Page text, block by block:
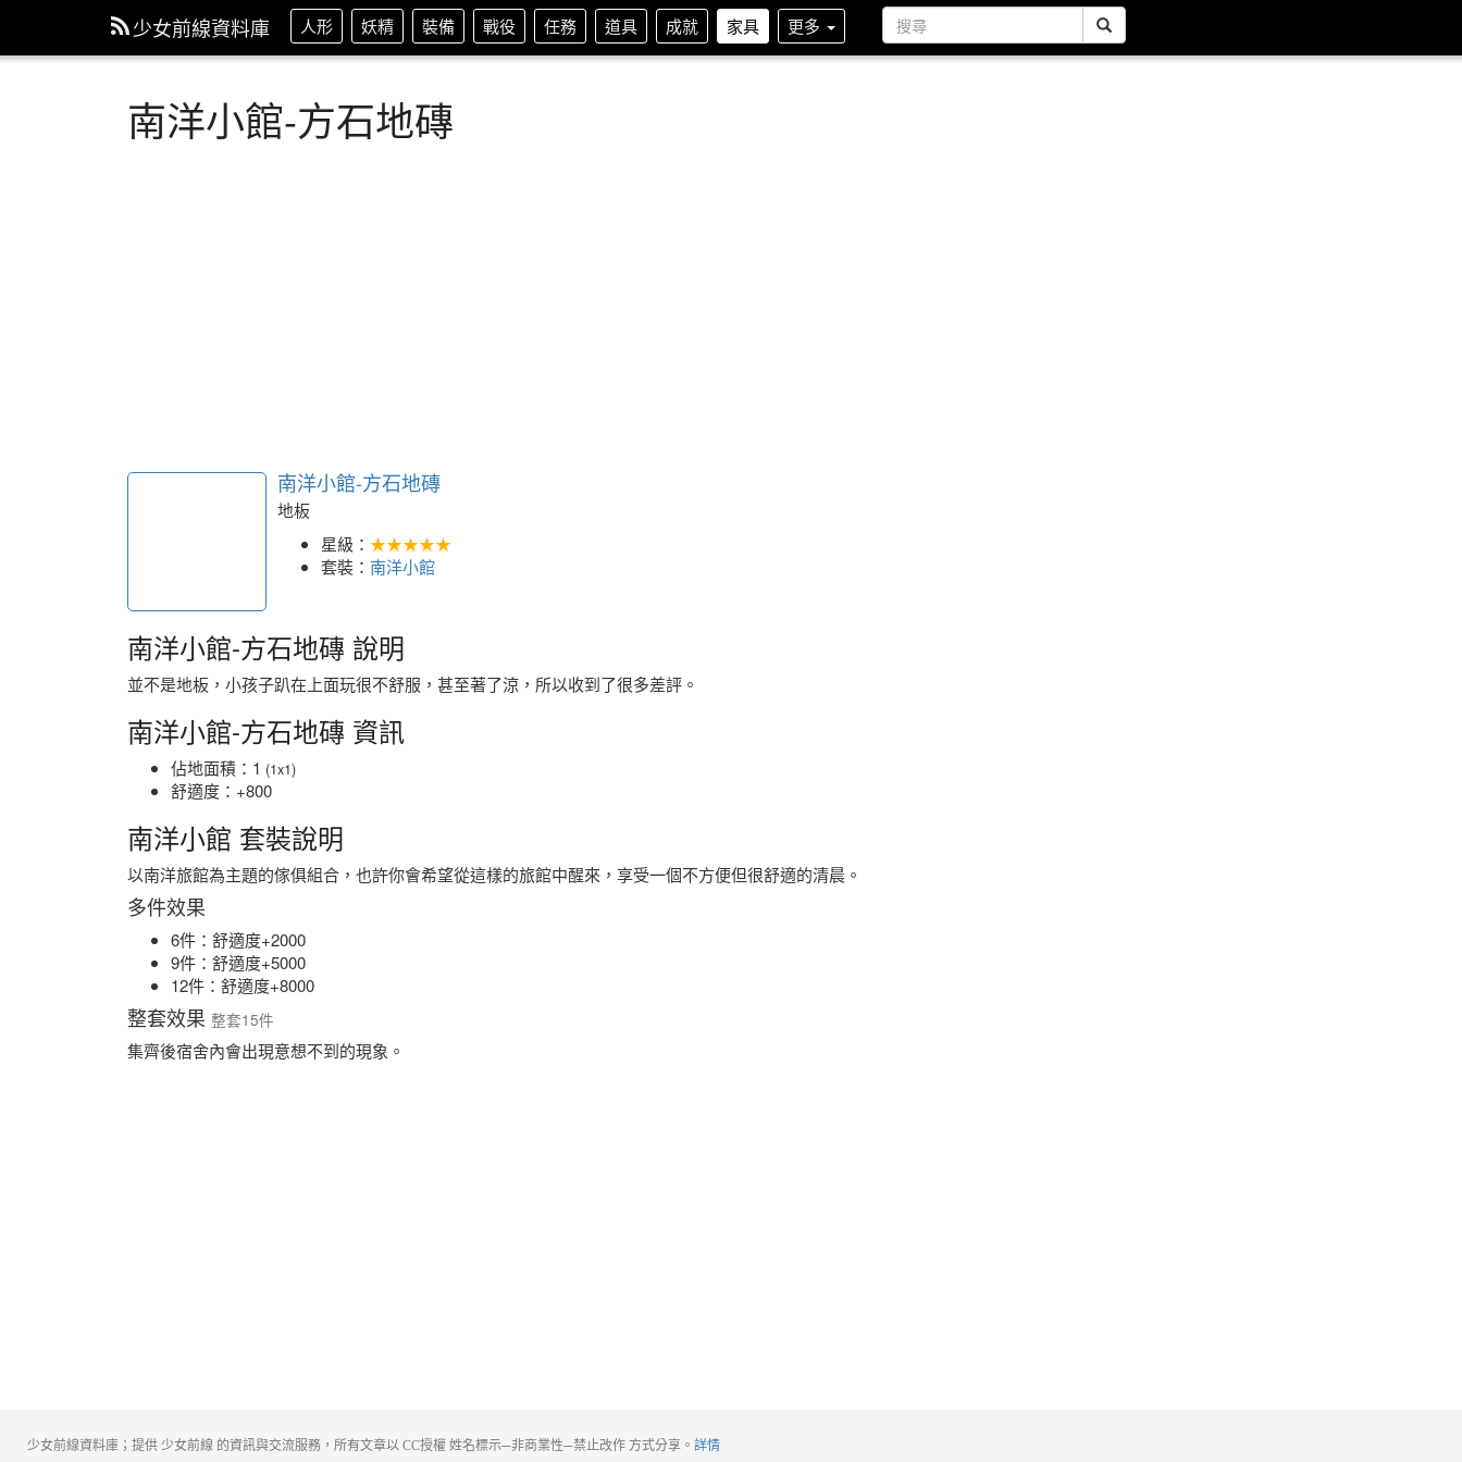
少女前線資料庫 人形 妖精 裝備 戰役 任務 道具 成就 家具 更多
南洋小館-方石地磚
南洋小館-方石地磚
地板
星級： ★★★★★
套裝： 南洋小館
南洋小館-方石地磚 說明
並不是地板，小孩子趴在上面玩很不舒服，甚至著了涼，所以收到了很多差評。
南洋小館-方石地磚 資訊
佔地面積：1 (1x1)
舒適度：+800
南洋小館 套裝說明
以南洋旅館為主題的傢俱組合，也許你會希望從這樣的旅館中醒來，享受一個不方便但很舒適的清晨。
多件效果
6件：舒適度+2000
9件：舒適度+5000
12件：舒適度+8000
整套效果 整套15件
集齊後宿舍內會出現意想不到的現象。
少女前線資料庫；提供 少女前線 的資訊與交流服務，所有文章以 CC授權 姓名標示─非商業性─禁止改作 方式分享。 詳情